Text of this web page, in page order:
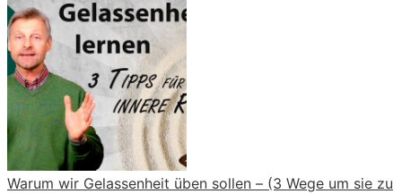
Warum wir Gelassenheit üben sollen – (3 Wege um sie zu